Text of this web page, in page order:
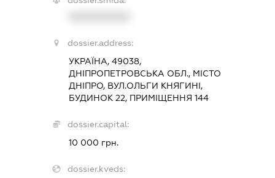
dossier.address:
УКРАЇНА, 49038,
ДНІПРОПЕТРОВСЬКА ОБЛ., МІСТО
ДНІПРО, ВУЛ.ОЛЬГИ КНЯГИНІ,
БУДИНОК 22, ПРИМІЩЕННЯ 144
dossier.capital:
10 000 грн.
dossier.kveds: